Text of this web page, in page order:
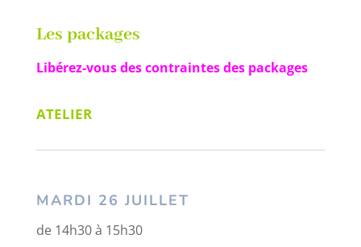
Les packages
Libérez-vous des contraintes des packages
ATELIER
MARDI 26 JUILLET
de 14h30 à 15h30